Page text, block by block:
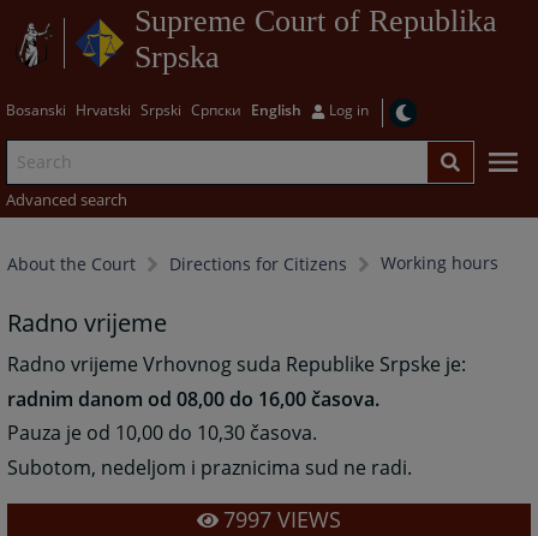
Supreme Court of Republika
Srpska
Bosanski Hrvatski Srpski Српски English Log in
Advanced search
About the Court Directions for Citizens Working hours
Radno vrijeme
Radno vrijeme Vrhovnog suda Republike Srpske je:
radnim danom od 08,00 do 16,00 časova.
Pauza je od 10,00 do 10,30 časova.
Subotom, nedeljom i praznicima sud ne radi.
7997 VIEWS